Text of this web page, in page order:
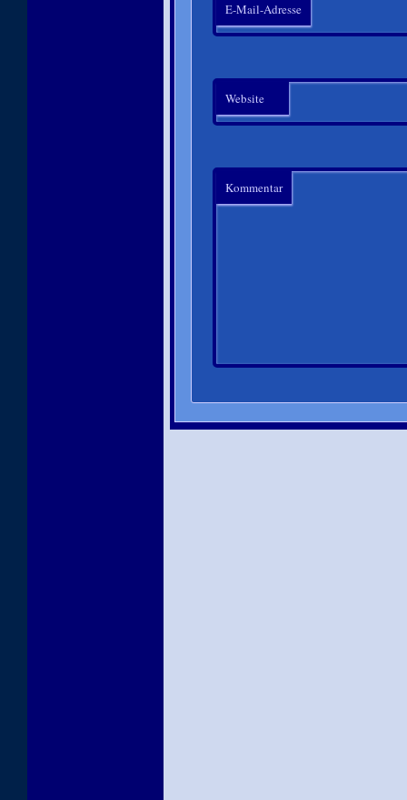
E-Mail-Adresse
Website
Kommentar